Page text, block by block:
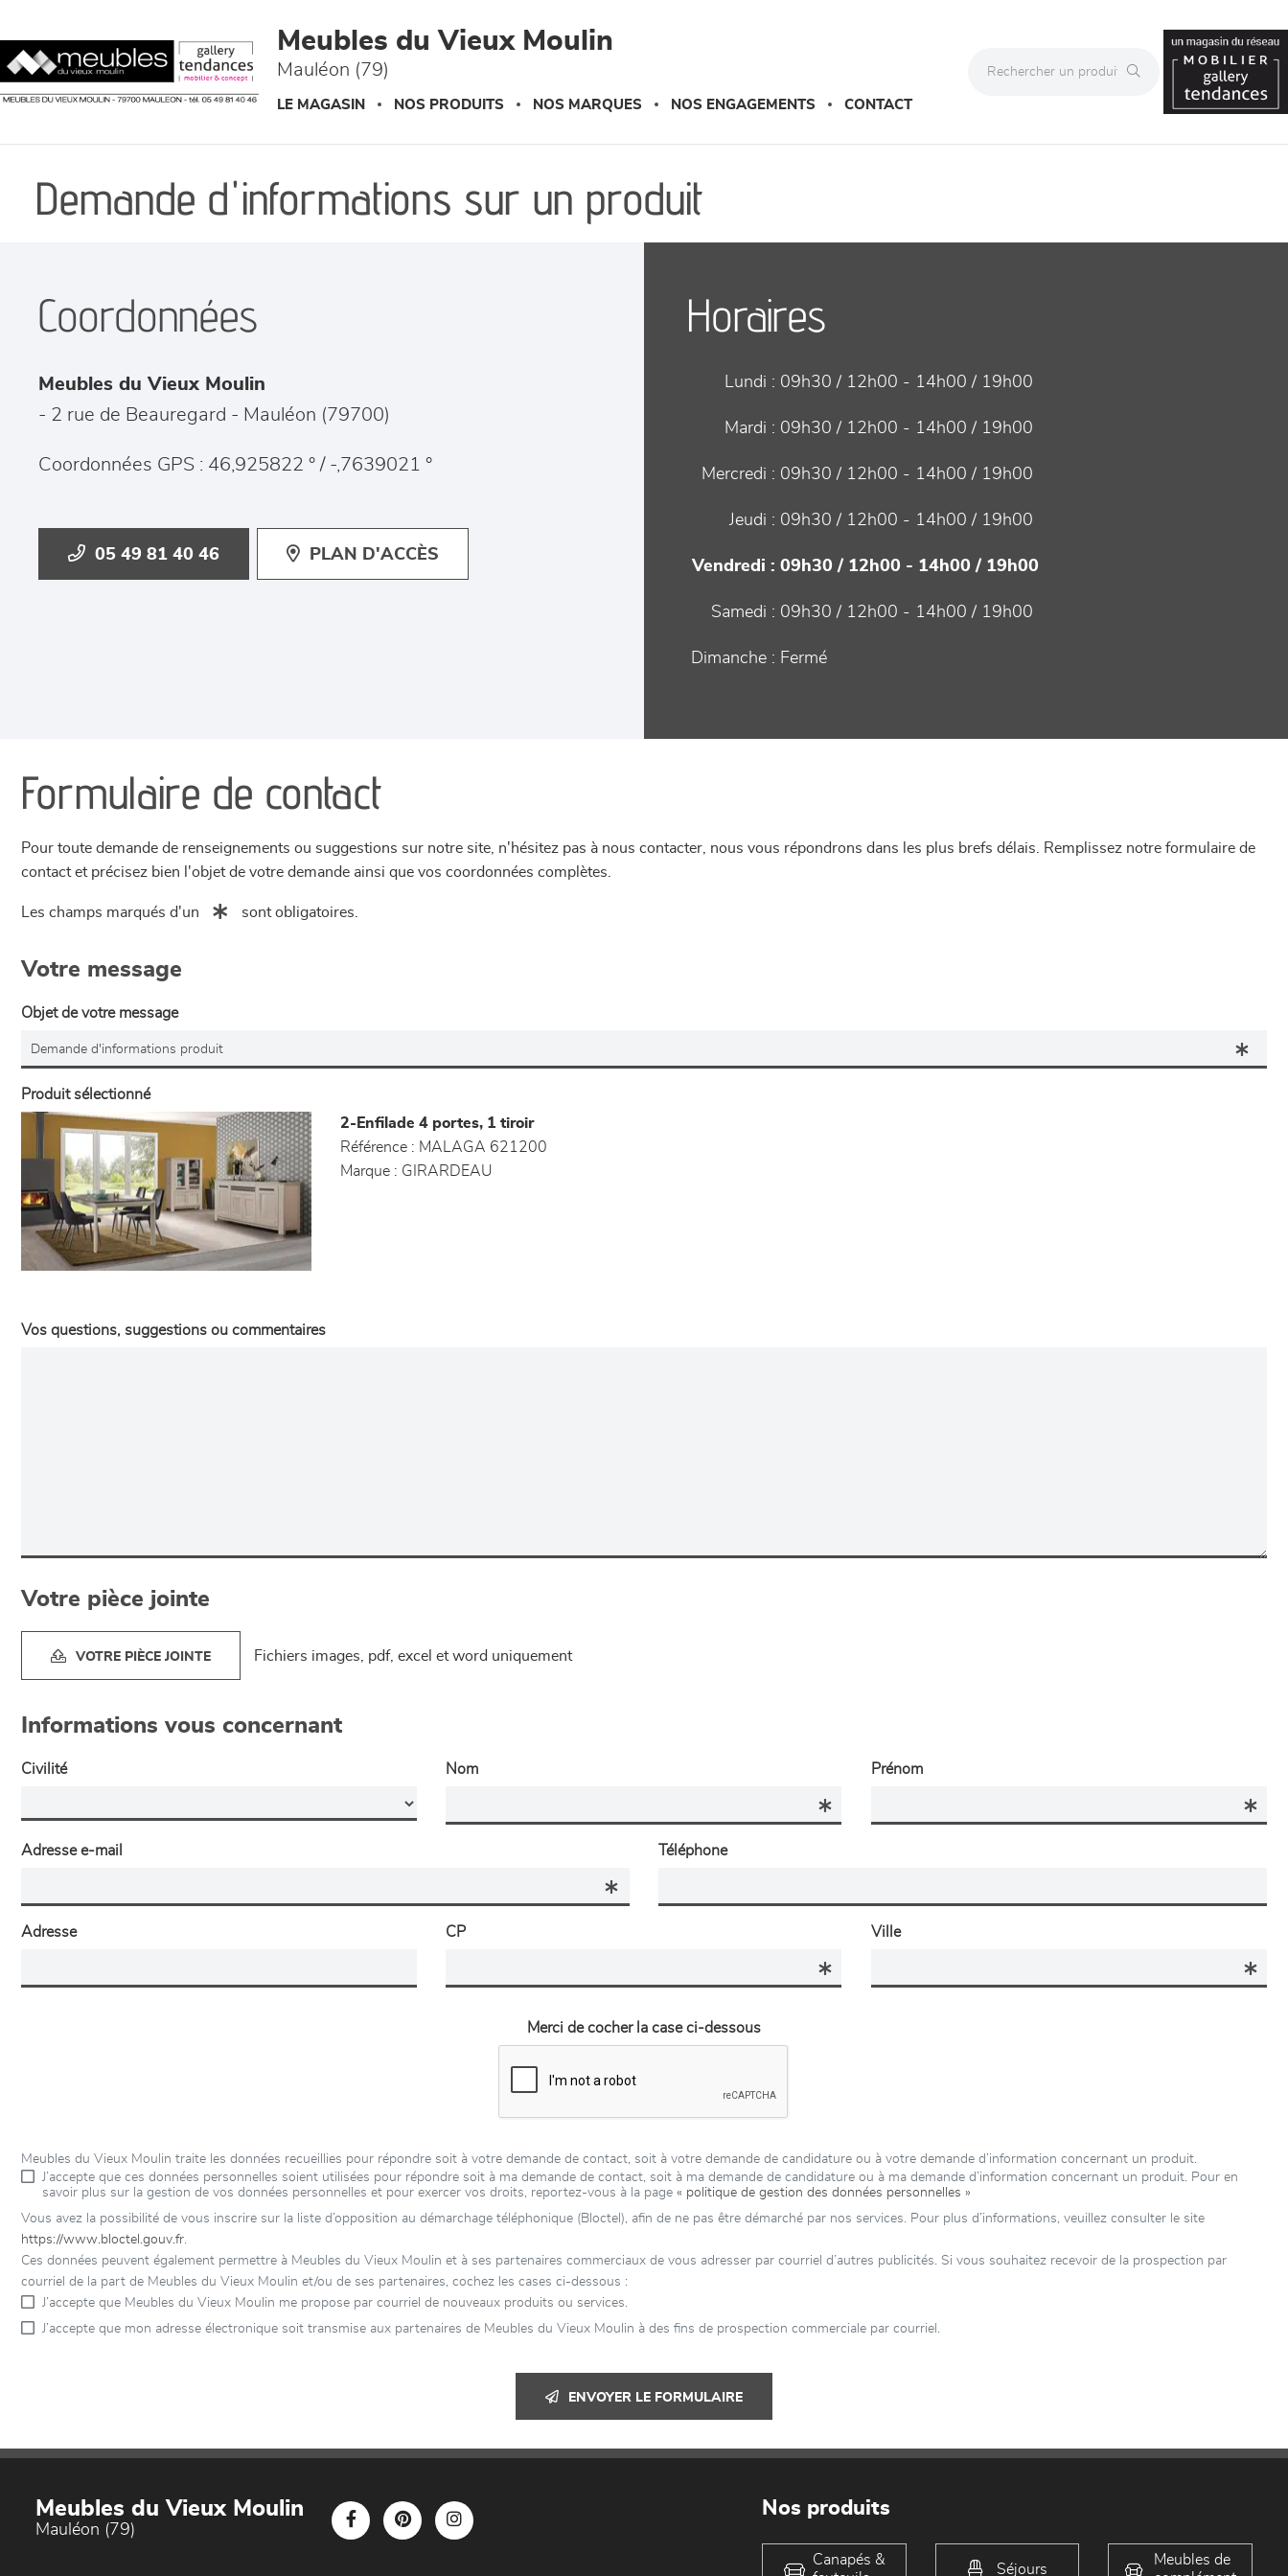
Meubles du Vieux Moulin
Mauléon (79)
LE MAGASIN NOS PRODUITS NOS MARQUES NOS ENGAGEMENTS CONTACT
Demande d'informations sur un produit
Coordonnées
Meubles du Vieux Moulin
- 2 rue de Beauregard - Mauléon (79700)
Coordonnées GPS : 46,925822 ° / -,7639021 °
05 49 81 40 46 PLAN D'ACCÈS
Horaires
Lundi : 09h30 / 12h00 - 14h00 / 19h00
Mardi : 09h30 / 12h00 - 14h00 / 19h00
Mercredi : 09h30 / 12h00 - 14h00 / 19h00
Jeudi : 09h30 / 12h00 - 14h00 / 19h00
Vendredi : 09h30 / 12h00 - 14h00 / 19h00
Samedi : 09h30 / 12h00 - 14h00 / 19h00
Dimanche : Fermé
Formulaire de contact
Pour toute demande de renseignements ou suggestions sur notre site, n'hésitez pas à nous contacter, nous vous répondrons dans les plus brefs délais. Remplissez notre formulaire de
contact et précisez bien l'objet de votre demande ainsi que vos coordonnées complètes.
Les champs marqués d'un sont obligatoires.
Votre message
Objet de votre message
Produit sélectionné
2-Enfilade 4 portes, 1 tiroir
Référence : MALAGA 621200
Marque : GIRARDEAU
Vos questions, suggestions ou commentaires
Votre pièce jointe
VOTRE PIÈCE JOINTE Fichiers images, pdf, excel et word uniquement
Informations vous concernant
Civilité Nom Prénom
Adresse e-mail Téléphone
Adresse CP Ville
Merci de cocher la case ci-dessous
Meubles du Vieux Moulin traite les données recueillies pour répondre soit à votre demande de contact, soit à votre demande de candidature ou à votre demande d’information concernant un produit.
J’accepte que ces données personnelles soient utilisées pour répondre soit à ma demande de contact, soit à ma demande de candidature ou à ma demande d’information concernant un produit. Pour en
savoir plus sur la gestion de vos données personnelles et pour exercer vos droits, reportez-vous à la page « politique de gestion des données personnelles »
Vous avez la possibilité de vous inscrire sur la liste d’opposition au démarchage téléphonique (Bloctel), afin de ne pas être démarché par nos services. Pour plus d’informations, veuillez consulter le site
https://www.bloctel.gouv.fr.
Ces données peuvent également permettre à Meubles du Vieux Moulin et à ses partenaires commerciaux de vous adresser par courriel d’autres publicités. Si vous souhaitez recevoir de la prospection par
courriel de la part de Meubles du Vieux Moulin et/ou de ses partenaires, cochez les cases ci-dessous :
J’accepte que Meubles du Vieux Moulin me propose par courriel de nouveaux produits ou services.
J’accepte que mon adresse électronique soit transmise aux partenaires de Meubles du Vieux Moulin à des fins de prospection commerciale par courriel.
ENVOYER LE FORMULAIRE
Meubles du Vieux Moulin
Mauléon (79)
Nos produits
Canapés &
Séjours
Meubles de